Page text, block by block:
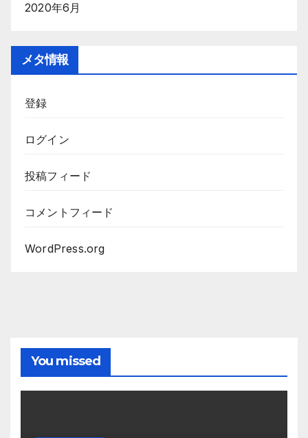
2020年6月
メタ情報
登録
ログイン
投稿フィード
コメントフィード
WordPress.org
You missed